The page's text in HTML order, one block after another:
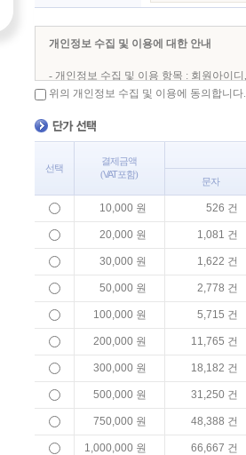
개인정보 수집 및 이용에 대한 안내
- 개인정보 수집 및 이용 항목 : 회원아이
- 개인정보 수집 및 이용 목적 : 상담 접수
개인정보 취급에 관한 모든 사항은 개인
위의 개인정보 수집 및 이용에 동의합니다.
선택
결제금액
(VAT포함)
문자
10,000 원 526 건
20,000 원 1,081 건
30,000 원 1,622 건
50,000 원 2,778 건
100,000 원 5,715 건
200,000 원 11,765 건
300,000 원 18,182 건
500,000 원 31,250 건
750,000 원 48,388 건
1,000,000 원 66,667 건